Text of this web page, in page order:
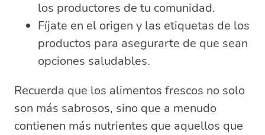
los productores de tu comunidad.
Fíjate en el origen y las etiquetas de los
productos para asegurarte de que sean
opciones saludables.
Recuerda que los alimentos frescos no solo
son más sabrosos, sino que a menudo
contienen más nutrientes que aquellos que